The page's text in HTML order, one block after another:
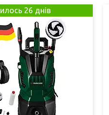
26 днів